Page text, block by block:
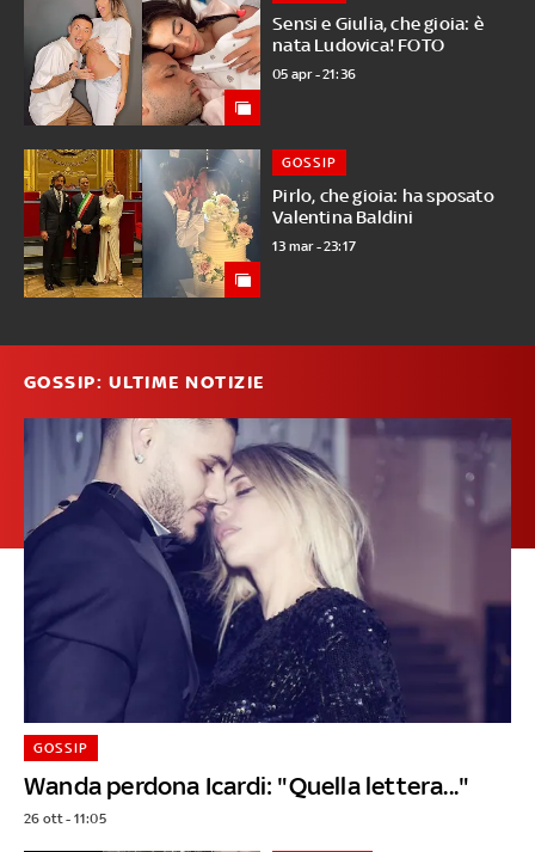
Sensi e Giulia, che gioia: è
nata Ludovica! FOTO
05 apr - 21:36
Pirlo, che gioia: ha sposato
Valentina Baldini
GOSSIP
13 mar - 23:17
GOSSIP: ULTIME NOTIZIE
Wanda perdona Icardi: "Quella lettera..."
GOSSIP
26 ott - 11:05